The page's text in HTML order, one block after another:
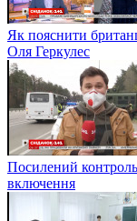
Як пояснити
Оля Геркулес
Посилений
включення